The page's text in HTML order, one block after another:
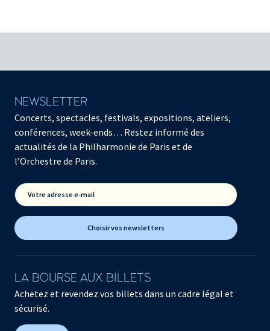
NEWSLETTER
Concerts, spectacles, festivals, expositions, ateliers,
conférences, week-ends… Restez informé des
actualités de la Philharmonie de Paris et de
l’Orchestre de Paris.
Votre adresse e-mail
Choisir vos newsletters
LA BOURSE AUX BILLETS
Achetez et revendez vos billets dans un cadre légal et
sécurisé.